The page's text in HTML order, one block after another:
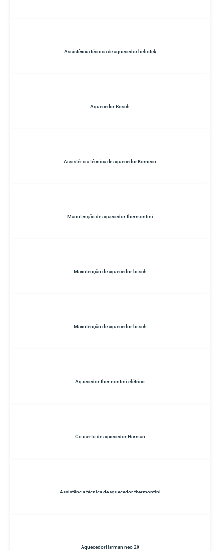
Assistência técnica de aquecedor heliotek
Aquecedor Bosch
Assistência técnica de aquecedor Komeco
Manutenção de aquecedor thermontini
Manutenção de aquecedor bosch
Manutenção de aquecedor bosch
Aquecedor thermontini elétrico
Conserto de aquecedor Harman
Assistência técnica de aquecedor thermontini
AquecedorHarman neo 20